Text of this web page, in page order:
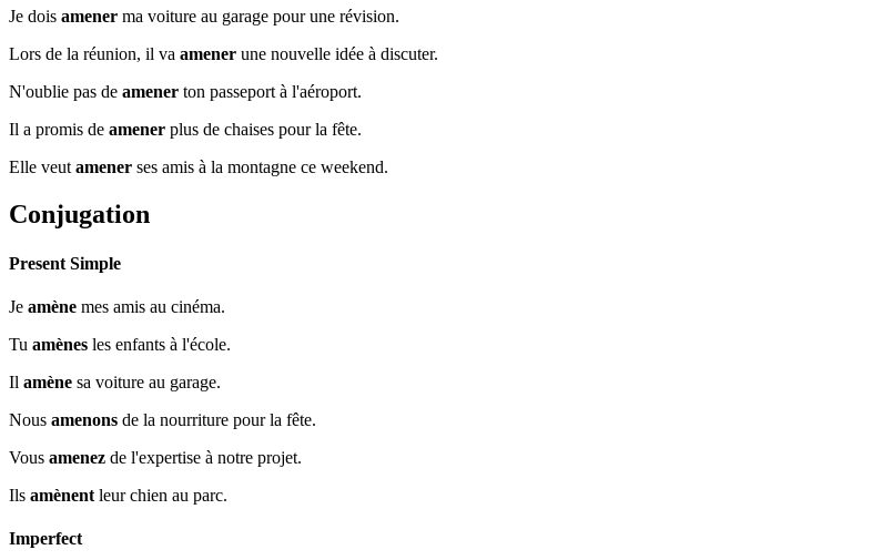
Je dois amener ma voiture au garage pour une révision.
Lors de la réunion, il va amener une nouvelle idée à discuter.
N'oublie pas de amener ton passeport à l'aéroport.
Il a promis de amener plus de chaises pour la fête.
Elle veut amener ses amis à la montagne ce weekend.
Conjugation
Present Simple
Je amène mes amis au cinéma.
Tu amènes les enfants à l'école.
Il amène sa voiture au garage.
Nous amenons de la nourriture pour la fête.
Vous amenez de l'expertise à notre projet.
Ils amènent leur chien au parc.
Imperfect